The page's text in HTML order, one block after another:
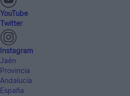
YouTube
Twitter
Instagram
Jaén
Provincia
Andalucía
España